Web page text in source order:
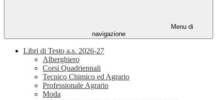
Menu di
navigazione
Libri di Testo a.s. 2026-27
Alberghiero
Corsi Quadriennali
Tecnico Chimico ed Agrario
Professionale Agrario
Moda